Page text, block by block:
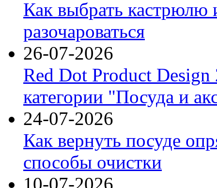
Как выбрать кастрюлю
разочароваться
26-07-2026
Red Dot Product Design
категории "Посуда и
24-07-2026
Как вернуть посуде
способы очистки